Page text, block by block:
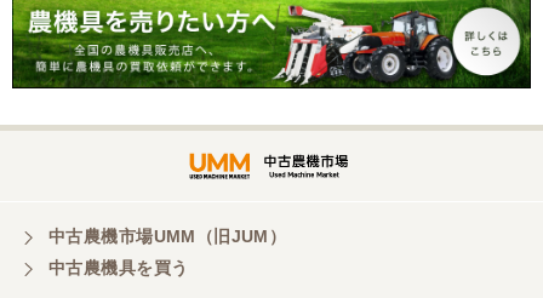
中古農機市場UMM（旧JUM）
中古農機具を買う